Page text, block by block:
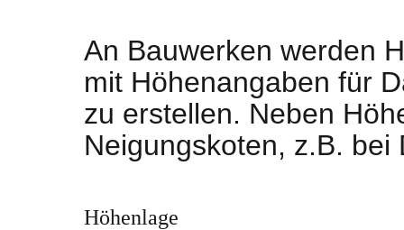
An Bauwerken werden
mit Höhenangaben für
zu erstellen. Neben
Neigungskoten, z.B. bei
Höhenlage